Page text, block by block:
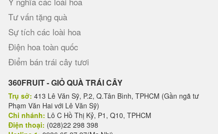
Tư vấn tặng quà
Sự tích các loài hoa
Điện hoa toàn quốc
Điểm bán trái cây tươi
360FRUIT - GIỎ QUÀ TRÁI CÂY
Trụ sở: 413 Lê Văn Sỹ, P.2, Q.Tân Bình, TPHCM (Gần ngã tư
Phạm Văn Hai với Lê Văn Sỹ)
Chi nhánh: Lô C Hồ Thị Kỷ, P1, Q10, TPHCM
Điện thoại: (028)22 298 398